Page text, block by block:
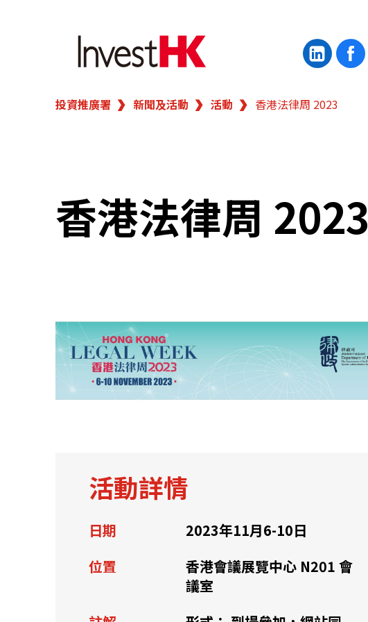
繁 简
新聞及活動
關於我們
聯繫我們
投資推廣署 新聞及活動 活動 香港法律周 2023
香港法律周 2023
活動詳情
日期
2023年11月6-10日
位置
香港會議展覽中心 N201 會
議室